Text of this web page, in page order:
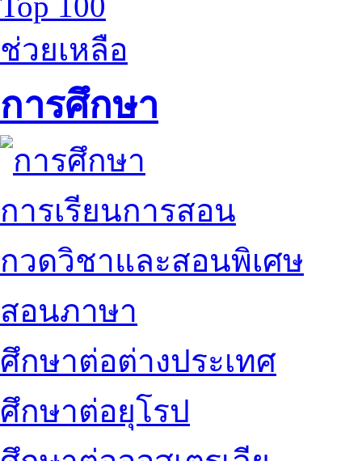
ช่วยเหลือ
การศึกษา
การเรียนการสอน
กวดวิชาและสอนพิเศษ
สอนภาษา
ศึกษาต่อต่างประเทศ
ศึกษาต่อยุโรป